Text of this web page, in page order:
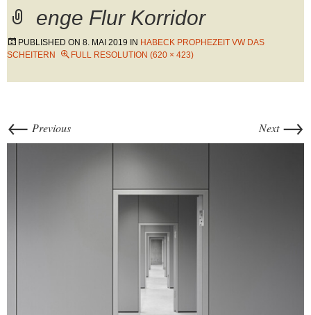
enge Flur Korridor
PUBLISHED ON 8. MAI 2019 IN HABECK PROPHEZEIT VW DAS
SCHEITERN
FULL RESOLUTION (620 × 423)
← Previous Next →